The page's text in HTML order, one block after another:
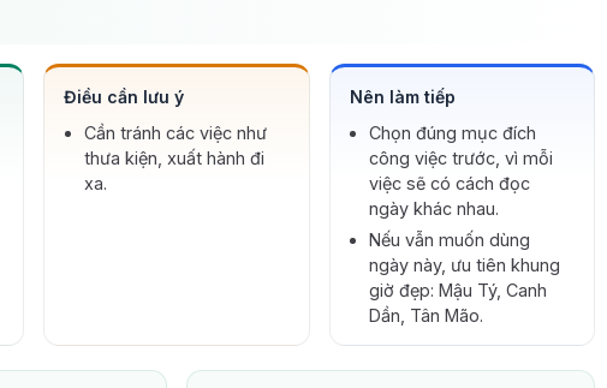
Điều cần lưu ý
Cần tránh các việc như
thưa kiện, xuất hành đi
xa.
Nên làm tiếp
Chọn đúng mục đích
công việc trước, vì mỗi
việc sẽ có cách đọc
ngày khác nhau.
Nếu vẫn muốn dùng
ngày này, ưu tiên khung
giờ đẹp: Mậu Tý, Canh
Dần, Tân Mão.